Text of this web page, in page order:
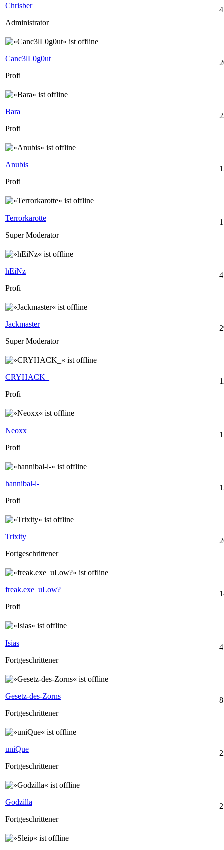
Chrisber
Administrator
Canc3lL0g0ut
Profi
Bara
Profi
Anubis
Profi
Terrorkarotte
Super Moderator
hEiNz
Profi
Jackmaster
Super Moderator
CRYHACK_
Profi
Neoxx
Profi
hannibal-l-
Profi
Trixity
Fortgeschrittener
freak.exe_uLow?
Profi
Isias
Fortgeschrittener
Gesetz-des-Zorns
Fortgeschrittener
uniQue
Fortgeschrittener
Godzilla
Fortgeschrittener